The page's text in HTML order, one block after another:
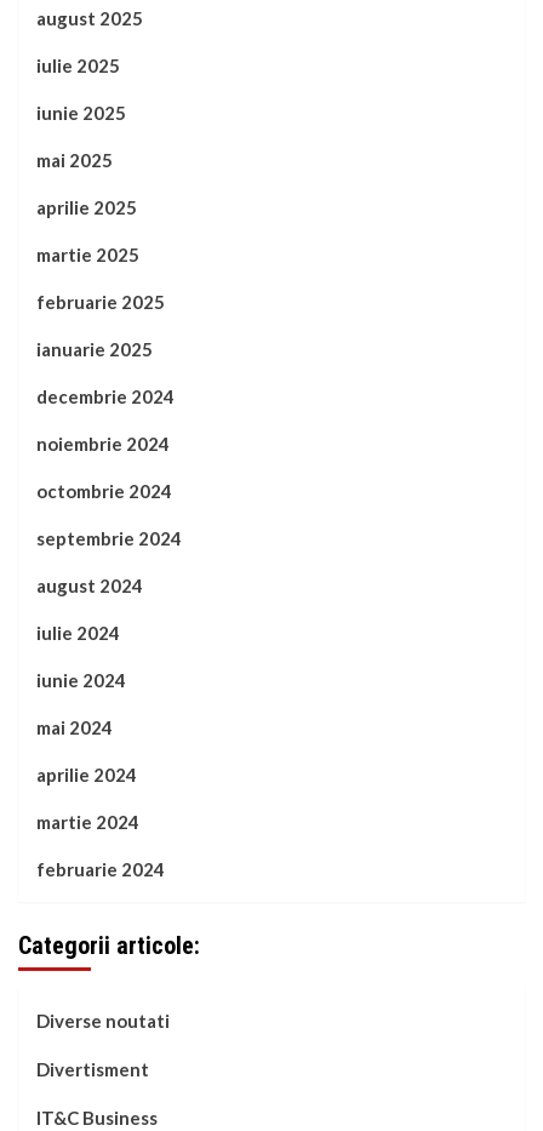
august 2025
iulie 2025
iunie 2025
mai 2025
aprilie 2025
martie 2025
februarie 2025
ianuarie 2025
decembrie 2024
noiembrie 2024
octombrie 2024
septembrie 2024
august 2024
iulie 2024
iunie 2024
mai 2024
aprilie 2024
martie 2024
februarie 2024
Categorii articole:
Diverse noutati
Divertisment
IT&C Business